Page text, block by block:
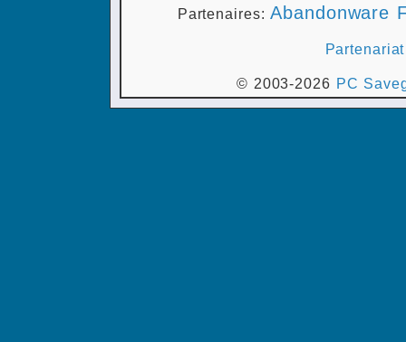
Partenaires:Abandonware
Partenariat
© 2003-2026 PC